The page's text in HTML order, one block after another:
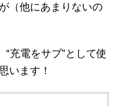
（他にあまりないの
“充電をサブ”として使
います！